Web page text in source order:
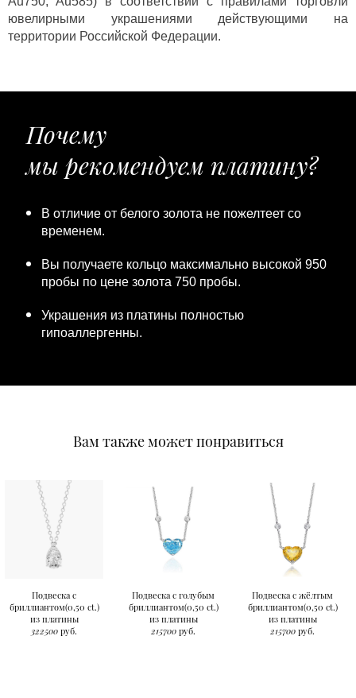
ювелирными украшениями действующими на
территории Российской Федерации.
Почему
мы рекомендуем платину?
В отличие от белого золота не пожелтеет со
временем.
Вы получаете кольцо максимально высокой 950
пробы по цене золота 750 пробы.
Украшения из платины полностью
гипоаллергенны.
Вам также может понравиться
Подвеска с
бриллиантом(0,50 ct.)
из платины
322500 руб.
Подвеска с голубым
бриллиантом(0,50 ct.)
из платины
215700 руб.
Подвеска с жёлтым
бриллиантом(0,50 ct.)
из платины
215700 руб.